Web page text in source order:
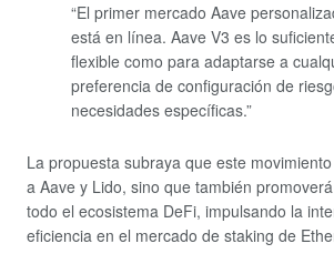
“El primer mercado Aave
está en línea. Aave V3 es lo
flexible como para adaptarse a
preferencia de configuración de
necesidades específicas.”
La propuesta subraya que este
a Aave y Lido, sino que también
todo el ecosistema DeFi, impulsando la
eficiencia en el mercado de staking de